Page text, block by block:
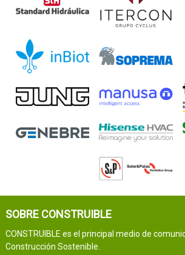
SOBRE CONSTRUIBLE
CONSTRUIBLE es el principal medio de
Construcción Sostenible.